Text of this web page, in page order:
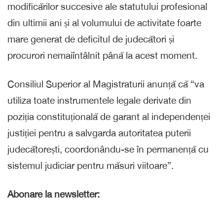
modificărilor succesive ale statutului profesional
din ultimii ani și al volumului de activitate foarte
mare generat de deficitul de judecători și
procurori nemaiîntâlnit până la acest moment.
Consiliul Superior al Magistraturii anunță că “va
utiliza toate instrumentele legale derivate din
poziția constituțională de garant al independenței
justiției pentru a salvgarda autoritatea puterii
judecătorești, coordonându-se în permanență cu
sistemul judiciar pentru măsuri viitoare”.
Abonare la newsletter: